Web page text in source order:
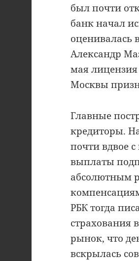
был почти
банк начал
оценивалась
Александр
мая
Москвы
Главные
кредиторы.
почти вдвое
выплаты
абсолютным
РБК тогда
страхования
рынок, что
вскрылась